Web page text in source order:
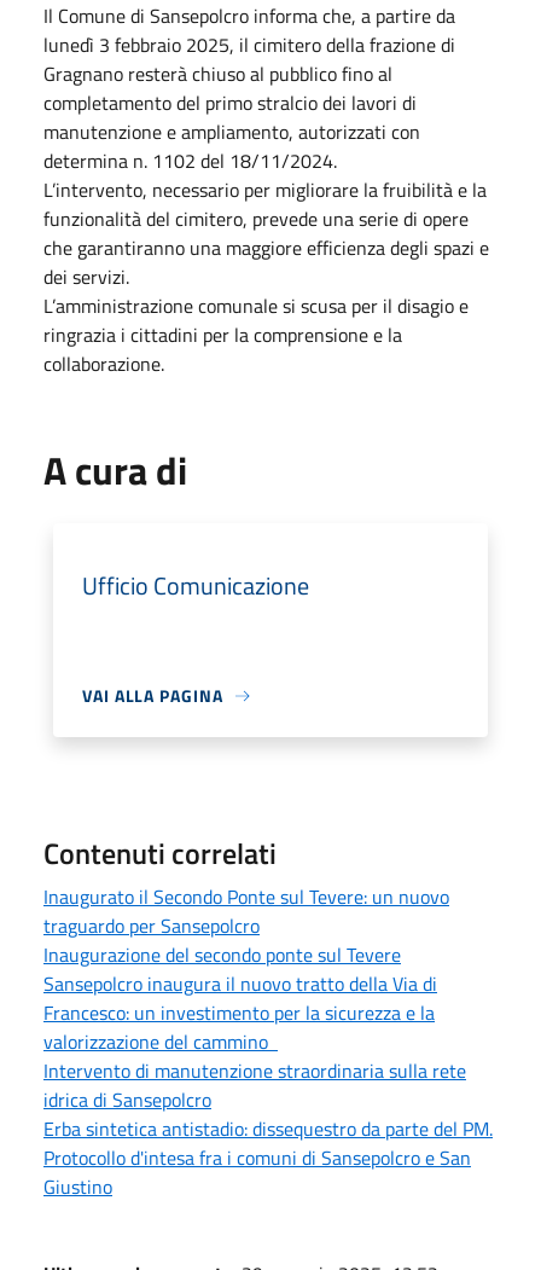
Il Comune di Sansepolcro informa che, a partire da
lunedì 3 febbraio 2025, il cimitero della frazione di
Gragnano resterà chiuso al pubblico fino al
completamento del primo stralcio dei lavori di
manutenzione e ampliamento, autorizzati con
determina n. 1102 del 18/11/2024.
L’intervento, necessario per migliorare la fruibilità e la
funzionalità del cimitero, prevede una serie di opere
che garantiranno una maggiore efficienza degli spazi e
dei servizi.
L’amministrazione comunale si scusa per il disagio e
ringrazia i cittadini per la comprensione e la
collaborazione.
A cura di
Ufficio Comunicazione
VAI ALLA PAGINA
Contenuti correlati
Inaugurato il Secondo Ponte sul Tevere: un nuovo
traguardo per Sansepolcro
Inaugurazione del secondo ponte sul Tevere
Sansepolcro inaugura il nuovo tratto della Via di
Francesco: un investimento per la sicurezza e la
valorizzazione del cammino
Intervento di manutenzione straordinaria sulla rete
idrica di Sansepolcro
Erba sintetica antistadio: dissequestro da parte del PM.
Protocollo d'intesa fra i comuni di Sansepolcro e San
Giustino